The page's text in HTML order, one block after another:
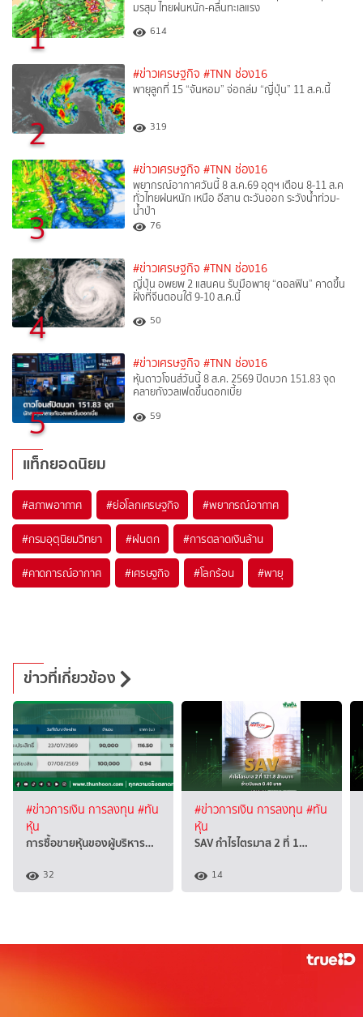
1
มรสุม ไทยฝนหนัก-คลื่นทะเลแรง
614
2
#ข่าวเศรษฐกิจ #TNN ช่อง16
พายุลูกที่ 15 “จันหอม” จ่อถล่ม “ญี่ปุ่น” 11 ส.ค.นี้
319
3
#ข่าวเศรษฐกิจ #TNN ช่อง16
พยากรณ์อากาศวันนี้ 8 ส.ค.69 อุตุฯ เตือน 8-11 ส.ค
ทั่วไทยฝนหนัก เหนือ อีสาน ตะวันออก ระวังน้ำท่วม-
น้ำป่า
76
4
#ข่าวเศรษฐกิจ #TNN ช่อง16
ญี่ปุ่น อพยพ 2 แสนคน รับมือพายุ “ดอลฟิน” คาดขึ้น
ฝั่งที่จีนตอนใต้ 9-10 ส.ค.นี้
50
5
#ข่าวเศรษฐกิจ #TNN ช่อง16
หุ้นดาวโจนส์วันนี้ 8 ส.ค. 2569 ปิดบวก 151.83 จุด
คลายกังวลเฟดขึ้นดอกเบี้ย
59
แท็กยอดนิยม
#สภาพอากาศ #ย่อโลกเศรษฐกิจ #พยากรณ์อากาศ
#กรมอุตุนิยมวิทยา #ฝนตก #การตลาดเงินล้าน
#คาดการณ์อากาศ #เศรษฐกิจ #โลกร้อน #พายุ
ข่าวที่เกี่ยวข้อง
#ข่าวการเงิน การลงทุน #ทัน
หุ้น
การซื้อขายหุ้นของผู้บริหาร…
32
#ข่าวการเงิน การลงทุน #ทัน
หุ้น
SAV กำไรไตรมาส 2 ที่ 1…
14